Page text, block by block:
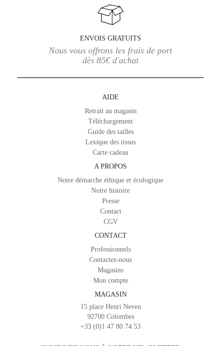
ENVOIS GRATUITS
Nous vous offrons les frais de port
dès 85€ d'achat
AIDE
Retrait au magasin
Téléchargement
Guide des tailles
Lexique des tissus
Carte cadeau
A PROPOS
Notre démarche éthique et écologique
Notre histoire
Presse
Contact
CGV
CONTACT
Professionnels
Contactez-nous
Magasins
Mon compte
MAGASIN
15 place Henri Neveu
92700 Colombes
+33 (0)1 47 80 74 53